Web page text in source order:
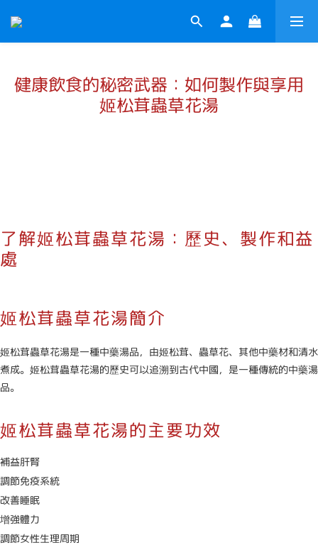
健康飲食的秘密武器：如何製作與享用
姬松茸蟲草花湯
了解姬松茸蟲草花湯：歷史、製作和益
處
姬松茸蟲草花湯簡介
姬松茸蟲草花湯是一種中藥湯品，由姬松茸、蟲草花、其他中藥材和清水
煮成。姬松茸蟲草花湯的歷史可以追溯到古代中國，是一種傳統的中藥湯
品。
姬松茸蟲草花湯的主要功效
補益肝腎
調節免疫系統
改善睡眠
增強體力
調節女性生理周期